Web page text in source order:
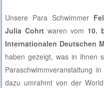
Unsere Para Schwimmer
Julia Cohrt waren vom 10.
Internationalen Deutschen
haben gezeigt, was in ihnen
Paraschwimmveranstaltung
dazu umrahmt von der